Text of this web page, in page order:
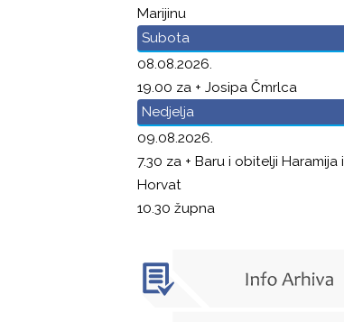
Marijinu
Subota
08.08.2026.
19.00 za + Josipa Čmrlca
Nedjelja
09.08.2026.
7.30 za + Baru i obitelji Haramija i
Horvat
10.30 župna